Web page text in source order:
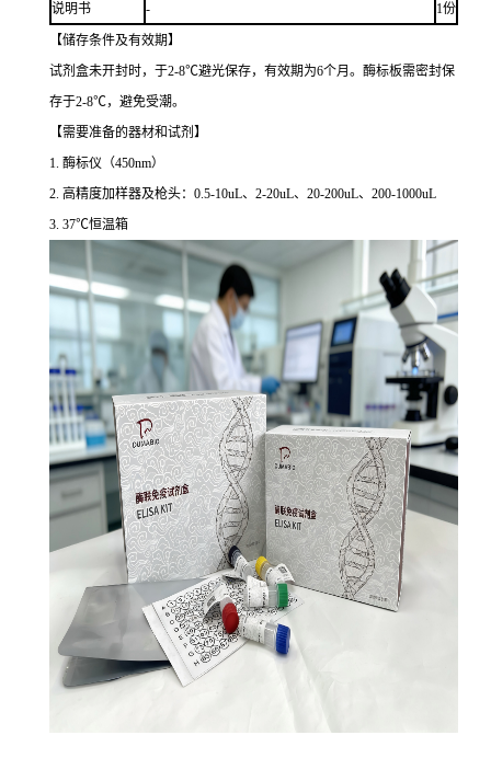
说明书
- 1份
【储存条件及有效期】
试剂盒未开封时，于2-8℃避光保存，有效期为6个月。酶标板需密封保
存于2-8℃，避免受潮。
【需要准备的器材和试剂】
1. 酶标仪（450nm）
2. 高精度加样器及枪头：0.5-10uL、2-20uL、20-200uL、200-1000uL
3. 37℃恒温箱